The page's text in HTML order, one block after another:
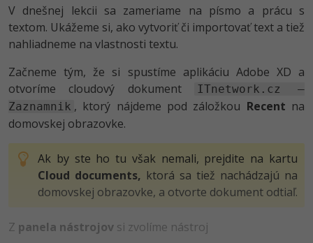
PHP -80%
C++ -80%
Swift -80%
Kotlin -80%
Céčko -80%
VB.NET
-80%
UX
Business
Copywriting -30%
MS Office -80%
Google Dokumenty
Time management
Adobe Lightroom -30%
Adobe XD -15%
Adobe InDesign -25%
Adobe After Effects
-80%
Inkscape
V dnešnej lekcii sa zameriame na písmo a prácu s
textom. Ukážeme si, ako vytvoriť či importovať text a tiež
nahliadneme na vlastnosti textu.
Začneme tým, že si spustíme aplikáciu Adobe XD a
otvoríme cloudový dokument
ITnetwork.cz –
Zaznamnik , ktorý nájdeme pod záložkou Recent na
domovskej obrazovke.
Ak by ste ho tu však nemali, prejdite na kartu
Cloud documents, ktorá sa tiež nachádzajú na
domovskej obrazovke, a otvorte dokument odtiaľ.
Z panela nástrojov si zvolíme nástroj